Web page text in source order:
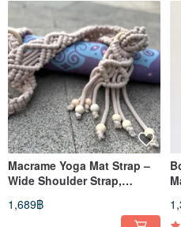
Macrame Yoga Mat Strap –
Wide Shoulder Strap,
Comfortable & Non-Slip
1,689฿